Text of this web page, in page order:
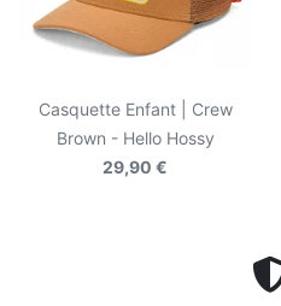
Casquette Enfant | Crew
Brown - Hello Hossy
29,90 €